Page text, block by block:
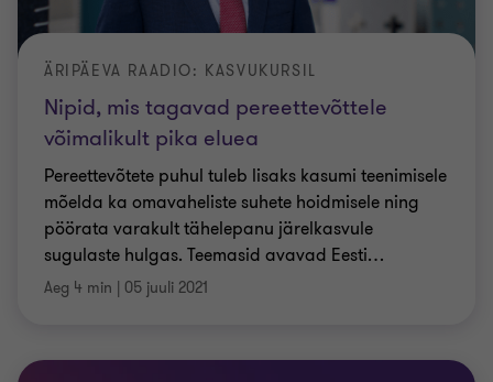
Nipid, mis tagavad pereettevõttele
võimalikult pika eluea
ÄRIPÄEVA RAADIO: KASVUKURSIL
Pereettevõtete puhul tuleb lisaks kasumi teenimisele
mõelda ka omavaheliste suhete hoidmisele ning
pöörata varakult tähelepanu järelkasvule
sugulaste hulgas. Teemasid avavad Eesti…
Aeg 4 min | 05 juuli 2021